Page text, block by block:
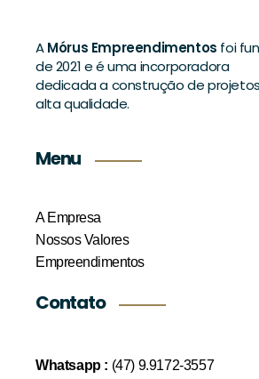
AMórus Empreendimentos foi
de 2021 e é uma incorporadora
dedicada a construção de
alta qualidade.
Menu
A Empresa
Nossos Valores
Empreendimentos
Contato
Whatsapp : (47) 9.9172-3557